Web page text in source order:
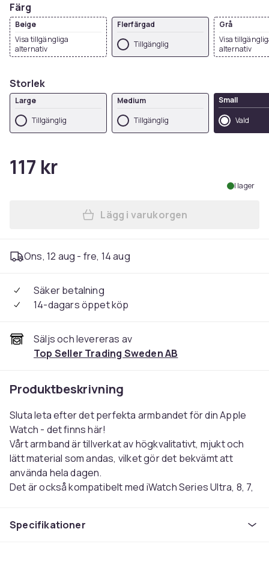
Färg
Beige
Visa tillgängliga
alternativ
Flerfärgad
Tillgänglig
Grå
Visa
alternativ
Storlek
Large
Tillgänglig
Medium
Tillgänglig
Small
Vald
117 kr
I lager
Lägg till Elastiska Armband
Lägg i varukorgen
Ons, 12 aug - fre, 14 aug
Säker betalning
14-dagars öppet köp
Säljs och levereras av
Top Seller Trading Sweden AB
Produktbeskrivning
Sluta leta efter det perfekta armbandet för din Apple
Watch - det finns här!
Vårt armband är tillverkat av högkvalitativt, mjukt och
lätt material som andas, vilket gör det bekvämt att
använda hela dagen.
Det är också kompatibelt med iWatch Series Ultra, 8, 7,
din handled.
Specifikationer